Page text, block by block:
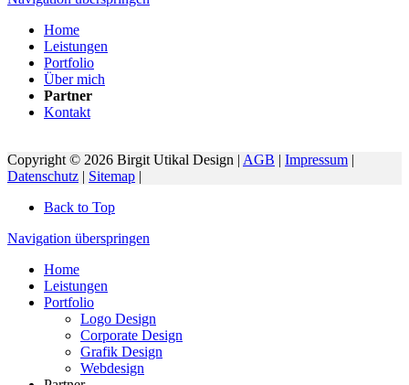
Home
Leistungen
Portfolio
Über mich
Partner
Kontakt
Copyright © 2026 Birgit Utikal Design | AGB | Impressum |
Datenschutz | Sitemap |
Back to Top
Navigation überspringen
Home
Leistungen
Portfolio
Logo Design
Corporate Design
Grafik Design
Webdesign